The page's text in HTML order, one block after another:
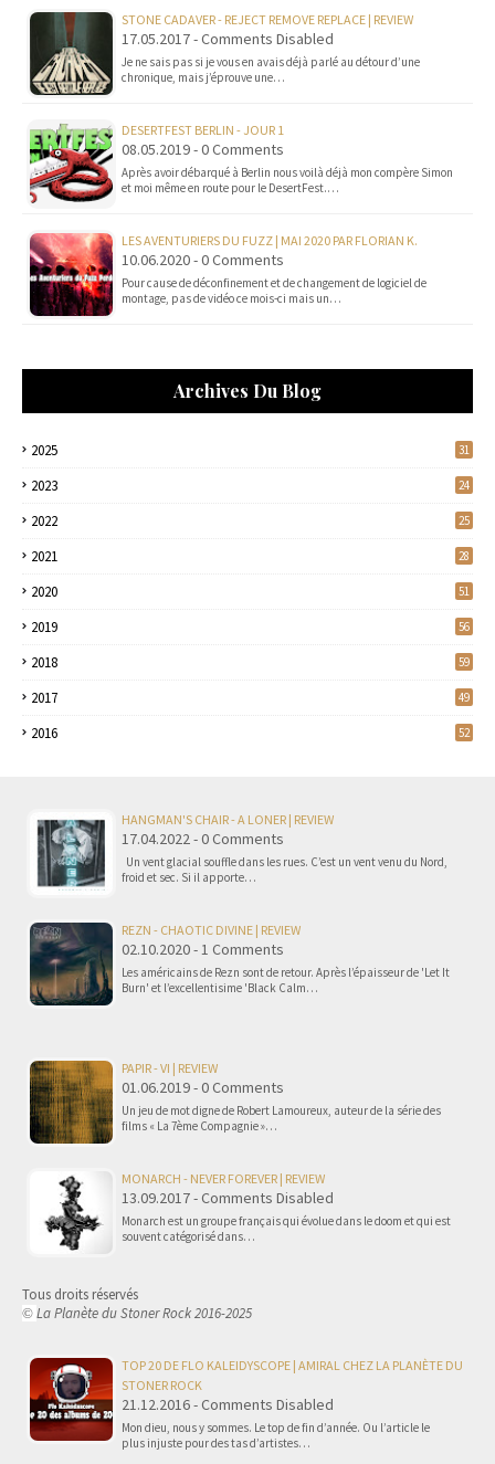
STONE CADAVER - REJECT REMOVE REPLACE | REVIEW
17.05.2017 - Comments Disabled
Je ne sais pas si je vous en avais déjà parlé au détour d’une
chronique, mais j’éprouve une…
DESERTFEST BERLIN - JOUR 1
08.05.2019 - 0 Comments
Après avoir débarqué à Berlin nous voilà déjà mon compère Simon
et moi même en route pour le DesertFest.…
LES AVENTURIERS DU FUZZ | MAI 2020 PAR FLORIAN K.
10.06.2020 - 0 Comments
Pour cause de déconfinement et de changement de logiciel de
montage, pas de vidéo ce mois-ci mais un…
Archives Du Blog
2025 31
2023 24
2022 25
2021 28
2020 51
2019 56
2018 59
2017 49
2016 52
HANGMAN'S CHAIR - A LONER | REVIEW
17.04.2022 - 0 Comments
Un vent glacial souffle dans les rues. C’est un vent venu du Nord,
froid et sec. Si il apporte…
REZN - CHAOTIC DIVINE | REVIEW
02.10.2020 - 1 Comments
Les américains de Rezn sont de retour. Après l’épaisseur de 'Let It
Burn' et l’excellentisime 'Black Calm…
PAPIR - VI | REVIEW
01.06.2019 - 0 Comments
Un jeu de mot digne de Robert Lamoureux, auteur de la série des
films « La 7ème Compagnie »…
MONARCH - NEVER FOREVER | REVIEW
13.09.2017 - Comments Disabled
Monarch est un groupe français qui évolue dans le doom et qui est
souvent catégorisé dans…
Tous droits réservés
© La Planète du Stoner Rock 2016-2025
TOP 20 DE FLO KALEIDYSCOPE | AMIRAL CHEZ LA PLANÈTE DU
STONER ROCK
21.12.2016 - Comments Disabled
Mon dieu, nous y sommes. Le top de fin d’année. Ou l’article le
plus injuste pour des tas d’artistes…